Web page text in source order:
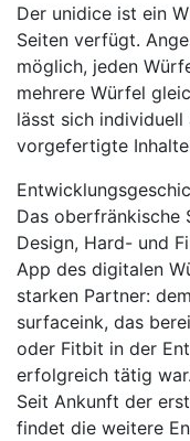
Der unidice ist ein
Seiten verfügt.
möglich, jeden
mehrere Würfel
lässt sich
vorgefertigte
Das oberfränkische
Design, Hard- und
App des digitalen
starken Partner:
surfaceink, das
oder Fitbit in der
erfolgreich tätig war.
Seit Ankunft der
findet die weitere